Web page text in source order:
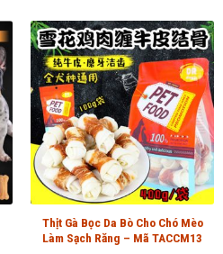
Thịt Gà Bọc Da Bò Cho Chó Mèo
Làm Sạch Răng – Mã TACCM13